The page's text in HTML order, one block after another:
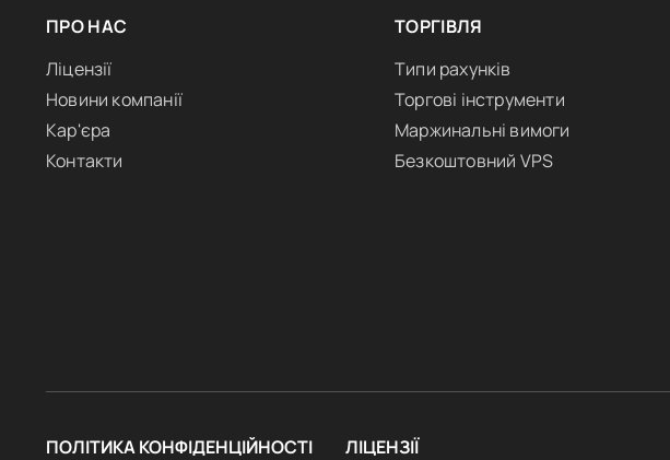
ПРО НАС
Ліцензії
Новини компанії
Кар'єра
Контакти
ТОРГІВЛЯ
Типи рахунків
Торгові інструменти
Маржинальні вимоги
Безкоштовний VPS
ПОЛІТИКА КОНФІДЕНЦІЙНОСТІ ЛІЦЕНЗІЇ